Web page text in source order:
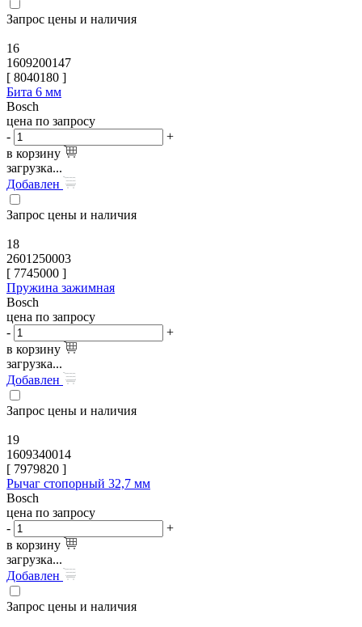
Запрос цены и наличия
16
1609200147
[ 8040180 ]
Бита 6 мм
Bosch
цена по запросу
-
+
в корзину
загрузка...
Добавлен
Запрос цены и наличия
18
2601250003
[ 7745000 ]
Пружина зажимная
Bosch
цена по запросу
-
+
в корзину
загрузка...
Добавлен
Запрос цены и наличия
19
1609340014
[ 7979820 ]
Рычаг стопорный 32,7 мм
Bosch
цена по запросу
-
+
в корзину
загрузка...
Добавлен
Запрос цены и наличия